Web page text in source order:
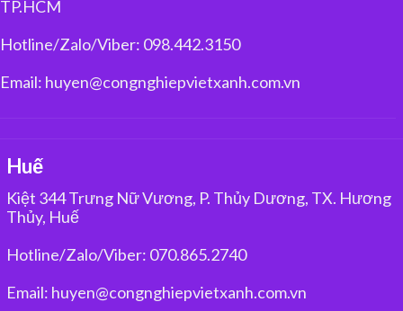
TP.HCM
Hotline/Zalo/Viber: 098.442.3150
Email: huyen@congnghiepvietxanh.com.vn
Huế
Kiệt 344 Trưng Nữ Vương, P. Thủy Dương, TX. Hương
Thủy, Huế
Hotline/Zalo/Viber: 070.865.2740
Email: huyen@congnghiepvietxanh.com.vn